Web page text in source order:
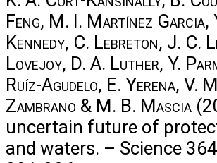
Feng, M. I. Martínez Garcia,
Kennedy, C. Lebreton, J. C.
Lovejoy, D. A. Luther, Y.
Ruíz-Agudelo, E. Yerena, V.
Zambrano & M. B. Mascia
uncertain future of
and waters. – Science